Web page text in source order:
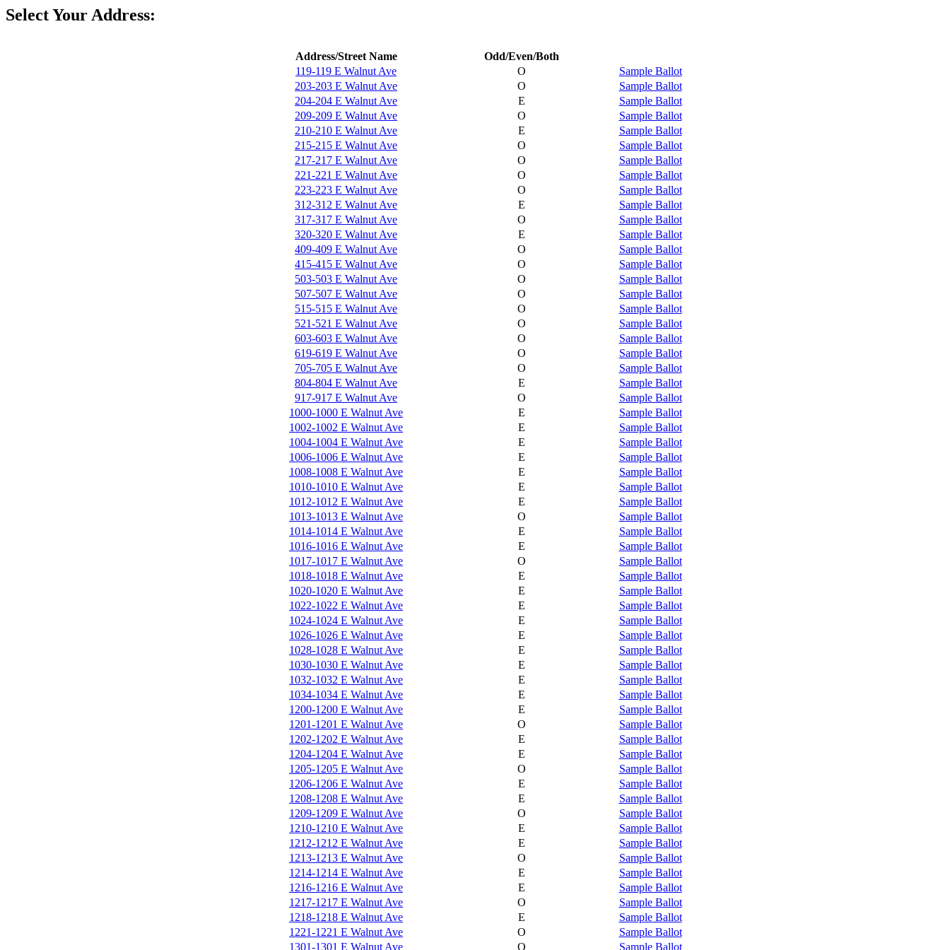
Select Your Address:
Address/Street Name
Odd/Even/Both
119-119 E Walnut Ave
O
Sample Ballot
203-203 E Walnut Ave
O
Sample Ballot
204-204 E Walnut Ave
E
Sample Ballot
209-209 E Walnut Ave
O
Sample Ballot
210-210 E Walnut Ave
E
Sample Ballot
215-215 E Walnut Ave
O
Sample Ballot
217-217 E Walnut Ave
O
Sample Ballot
221-221 E Walnut Ave
O
Sample Ballot
223-223 E Walnut Ave
O
Sample Ballot
312-312 E Walnut Ave
E
Sample Ballot
317-317 E Walnut Ave
O
Sample Ballot
320-320 E Walnut Ave
E
Sample Ballot
409-409 E Walnut Ave
O
Sample Ballot
415-415 E Walnut Ave
O
Sample Ballot
503-503 E Walnut Ave
O
Sample Ballot
507-507 E Walnut Ave
O
Sample Ballot
515-515 E Walnut Ave
O
Sample Ballot
521-521 E Walnut Ave
O
Sample Ballot
603-603 E Walnut Ave
O
Sample Ballot
619-619 E Walnut Ave
O
Sample Ballot
705-705 E Walnut Ave
O
Sample Ballot
804-804 E Walnut Ave
E
Sample Ballot
917-917 E Walnut Ave
O
Sample Ballot
1000-1000 E Walnut Ave
E
Sample Ballot
1002-1002 E Walnut Ave
E
Sample Ballot
1004-1004 E Walnut Ave
E
Sample Ballot
1006-1006 E Walnut Ave
E
Sample Ballot
1008-1008 E Walnut Ave
E
Sample Ballot
1010-1010 E Walnut Ave
E
Sample Ballot
1012-1012 E Walnut Ave
E
Sample Ballot
1013-1013 E Walnut Ave
O
Sample Ballot
1014-1014 E Walnut Ave
E
Sample Ballot
1016-1016 E Walnut Ave
E
Sample Ballot
1017-1017 E Walnut Ave
O
Sample Ballot
1018-1018 E Walnut Ave
E
Sample Ballot
1020-1020 E Walnut Ave
E
Sample Ballot
1022-1022 E Walnut Ave
E
Sample Ballot
1024-1024 E Walnut Ave
E
Sample Ballot
1026-1026 E Walnut Ave
E
Sample Ballot
1028-1028 E Walnut Ave
E
Sample Ballot
1030-1030 E Walnut Ave
E
Sample Ballot
1032-1032 E Walnut Ave
E
Sample Ballot
1034-1034 E Walnut Ave
E
Sample Ballot
1200-1200 E Walnut Ave
E
Sample Ballot
1201-1201 E Walnut Ave
O
Sample Ballot
1202-1202 E Walnut Ave
E
Sample Ballot
1204-1204 E Walnut Ave
E
Sample Ballot
1205-1205 E Walnut Ave
O
Sample Ballot
1206-1206 E Walnut Ave
E
Sample Ballot
1208-1208 E Walnut Ave
E
Sample Ballot
1209-1209 E Walnut Ave
O
Sample Ballot
1210-1210 E Walnut Ave
E
Sample Ballot
1212-1212 E Walnut Ave
E
Sample Ballot
1213-1213 E Walnut Ave
O
Sample Ballot
1214-1214 E Walnut Ave
E
Sample Ballot
1216-1216 E Walnut Ave
E
Sample Ballot
1217-1217 E Walnut Ave
O
Sample Ballot
1218-1218 E Walnut Ave
E
Sample Ballot
1221-1221 E Walnut Ave
O
Sample Ballot
1301-1301 E Walnut Ave
O Sample Ballot